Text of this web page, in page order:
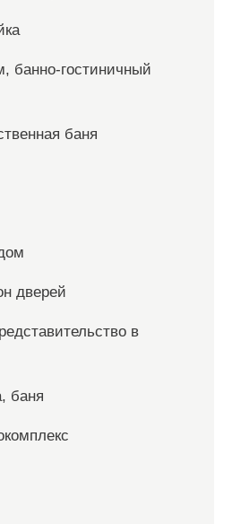
банно-гостиничный
баня
дверей
в
баня